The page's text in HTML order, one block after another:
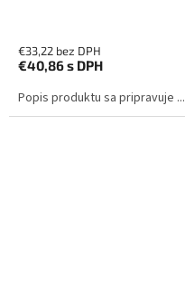
€33,22 bez DPH
€40,86s DPH
Popis produktu sa pripravuje ...